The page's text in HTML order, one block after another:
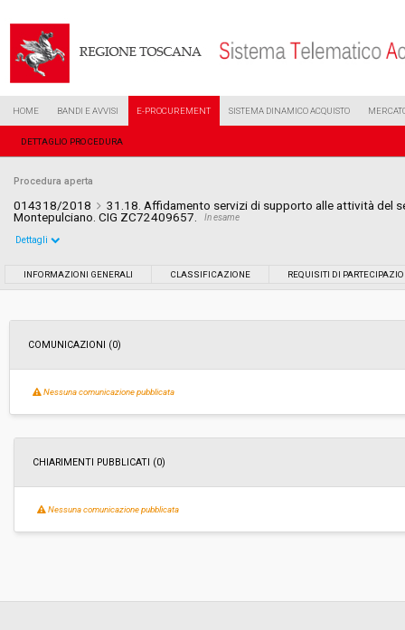
HOME BANDI E AVVISI E-PROCUREMENT SISTEMA DINAMICO ACQUISTO
DETTAGLIO PROCEDURA
Procedura aperta
014318/2018
31.18. Affidamento servizi di supporto alle attività del
Montepulciano. CIG ZC72409657.
In esame
Data pubblicazione:
Svolgimento:
Dettagli
INFORMAZIONI GENERALI CLASSIFICAZIONE REQUISITI DI
COMUNICAZIONI (0)
Nessuna comunicazione pubblicata
CHIARIMENTI PUBBLICATI (0)
Nessuna comunicazione pubblicata